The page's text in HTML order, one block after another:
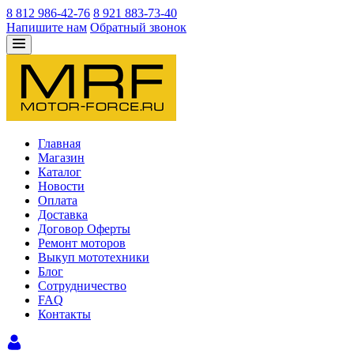
8 812 986-42-76 8 921 883-73-40
Напишите нам Обратный звонок
Главная
Магазин
Каталог
Новости
Оплата
Доставка
Договор Оферты
Ремонт моторов
Выкуп мототехники
Блог
Сотрудничество
FAQ
Контакты